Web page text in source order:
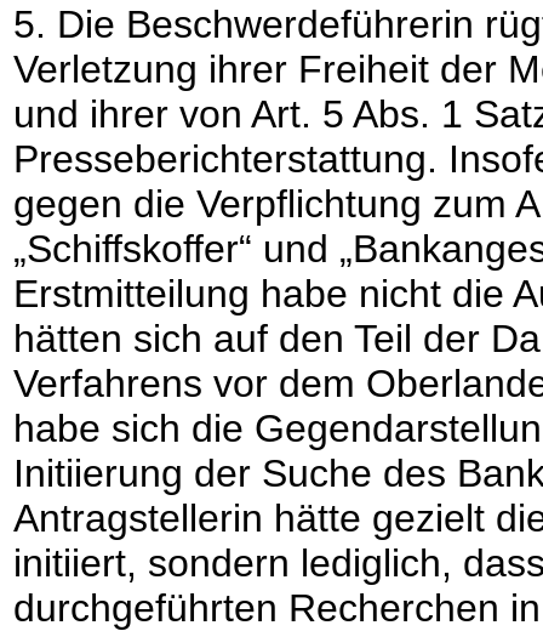
5. Die Beschwerdeführerin
Verletzung ihrer Freiheit der
und ihrer von Art. 5 Abs. 1
Presseberichterstattung.
gegen die Verpflichtung zum
„Schiffskoffer“ und
Erstmitteilung habe nicht die
hätten sich auf den Teil der
Verfahrens vor dem
habe sich die
Initiierung der Suche des
Antragstellerin hätte gezielt
initiiert, sondern lediglich,
durchgeführten Recherchen